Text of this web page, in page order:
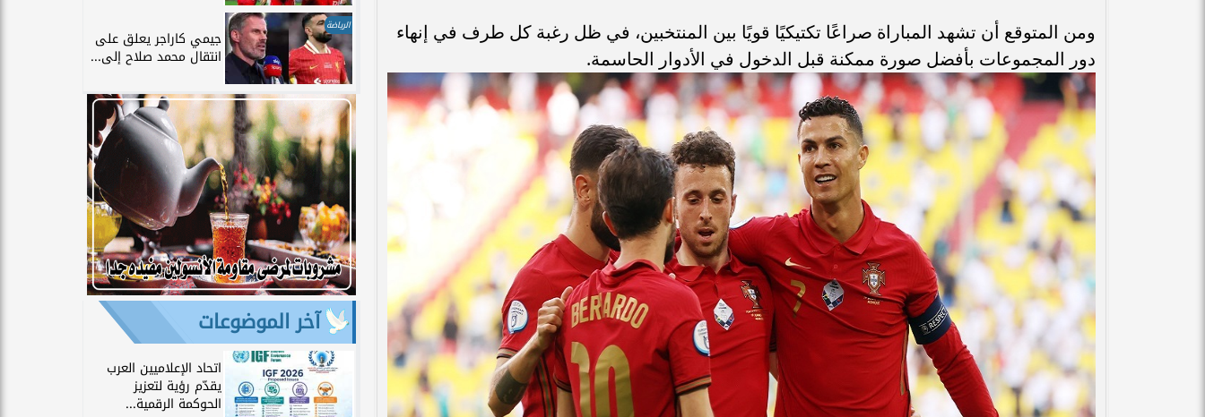
ومن المتوقع أن تشهد المباراة صراعًا تكتيكيًا قويًا بين المنتخبين، في ظل رغبة كل طرف في إنهاء
دور المجموعات بأفضل صورة ممكنة قبل الدخول في الأدوار الحاسمة.
الرياضة
جيمي كاراجر يعلق على
انتقال محمد صلاح إلى...
آخر الموضوعات
اتحاد الإعلاميين العرب
يقدّم رؤية لتعزيز
الحوكمة الرقمية...